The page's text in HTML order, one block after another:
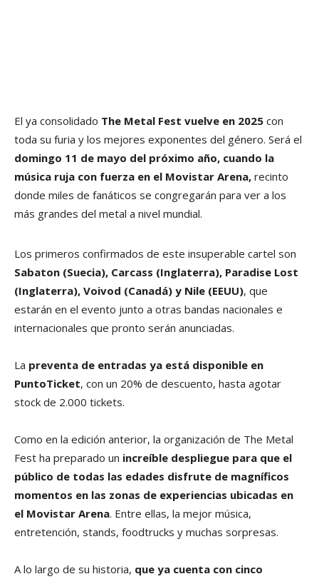
El ya consolidado The Metal Fest vuelve en 2025 con
toda su furia y los mejores exponentes del género. Será el
domingo 11 de mayo del próximo año, cuando la
música ruja con fuerza en el Movistar Arena, recinto
donde miles de fanáticos se congregarán para ver a los
más grandes del metal a nivel mundial.
Los primeros confirmados de este insuperable cartel son
Sabaton (Suecia), Carcass (Inglaterra), Paradise Lost
(Inglaterra), Voivod (Canadá) y Nile (EEUU), que
estarán en el evento junto a otras bandas nacionales e
internacionales que pronto serán anunciadas.
La preventa de entradas ya está disponible en
PuntoTicket, con un 20% de descuento, hasta agotar
stock de 2.000 tickets.
Como en la edición anterior, la organización de The Metal
Fest ha preparado un increíble despliegue para que el
público de todas las edades disfrute de magníficos
momentos en las zonas de experiencias ubicadas en
el Movistar Arena. Entre ellas, la mejor música,
entretención, stands, foodtrucks y muchas sorpresas.
A lo largo de su historia, que ya cuenta con cinco